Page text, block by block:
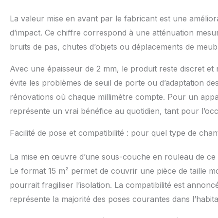
La valeur mise en avant par le fabricant est une
d’impact. Ce chiffre correspond à une atténuation
bruits de pas, chutes d’objets ou déplacements de
Avec une épaisseur de 2 mm, le produit reste discret
évite les problèmes de seuil de porte ou d’adaptation
rénovations où chaque millimètre compte. Pour un
représente un vrai bénéfice au quotidien, tant pour
Facilité de pose et compatibilité : pour quel type de
La mise en œuvre d’une sous-couche en rouleau de
Le format 15 m² permet de couvrir une pièce de taille
pourrait fragiliser l’isolation. La compatibilité est
représente la majorité des poses courantes dans